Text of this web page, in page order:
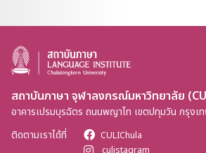
สถาบันภาษา จุฬาลงกรณ์มหาวิทยาลัย
อาคารเปรมบุรฉัตร ถนนพญาไท เขตปทุมวัน กรุงเ
ติดตามเราได้ที่
CULIChula
culistagram